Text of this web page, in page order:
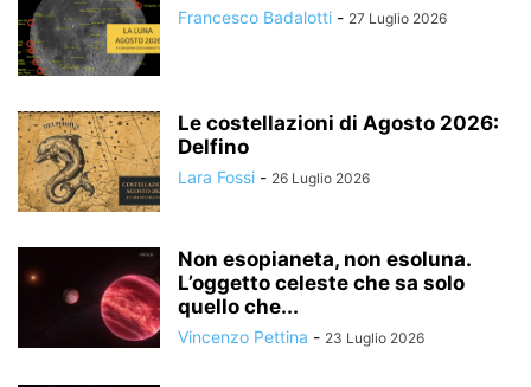
Francesco Badalotti - 27 Luglio 2026
Le costellazioni di Agosto 2026:
Delfino
Lara Fossi - 26 Luglio 2026
Non esopianeta, non esoluna.
L’oggetto celeste che sa solo
quello che...
Vincenzo Pettina - 23 Luglio 2026